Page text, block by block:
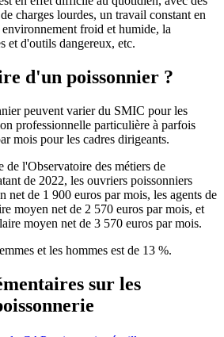
charges lourdes, un travail constant en
froid et humide, la
et d'outils dangereux, etc.
d'un poissonnier ?
peuvent varier du SMIC pour les
professionnelle particulière à parfois
mois pour les cadres dirigeants.
de l'Observatoire des métiers de
de 2022, les ouvriers poissonniers
net de 1 900 euros par mois, les agents de
moyen net de 2 570 euros par mois, et
moyen net de 3 570 euros par mois.
et les hommes est de 13 %.
sur les